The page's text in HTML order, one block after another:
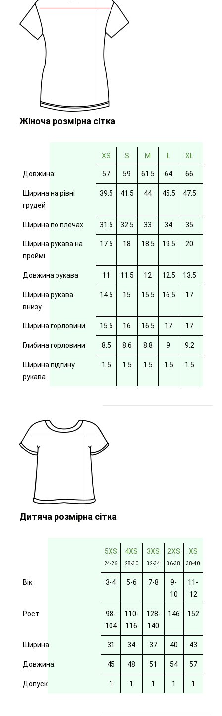
Жіноча розмірна сітка
XS S M L XL
Довжина: 57 59 61.5 64 66
Ширина на рівні
грудей
39.5 41.5 44 45.5 47.5
Ширина по плечах 31.5 32.5 33 34 35
Ширина рукава на
проймі
17.5 18 18.5 19.5 20
Довжина рукава 11 11.5 12 12.5 13.5
Ширина рукава
внизу
14.5 15 15.5 16.5 17
Ширина горловини 15.5 16 16.5 17 17
Глибина горловини 8.5 8.6 8.8 9 9.2
Ширина підгину
рукава
1.5 1.5 1.5 1.5 1.5
Дитяча розмірна сітка
5XS
24-26
4XS
28-30
3XS
32-34
2XS
36-38
XS
38-40
Вік 3-4 5-6 7-8
9-
10
11-
12
Рост
98-
104
110-
116
128-
140
146 152
Ширина 31 34 37 40 43
Довжина: 45 48 51 54 57
Допуск 1 1 1 1 1